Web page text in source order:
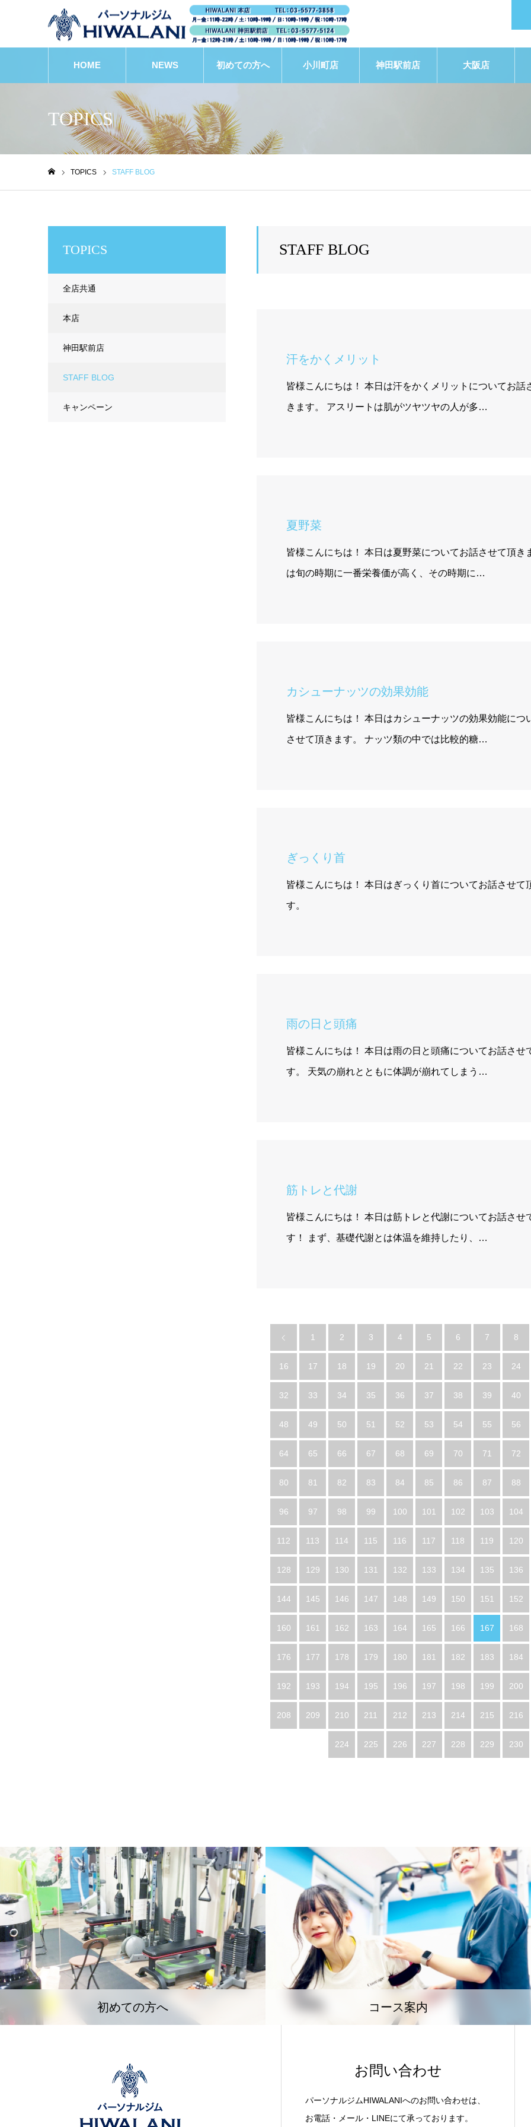
HOME NEWS 初めての方へ 小川町店 神田駅前店 大阪店
TOPICS
TOPICS STAFF BLOG
STAFF BLOG
汗をかくメリット
皆様こんにちは！ 本日は汗をかくメリットについてお話
きます。 アスリートは肌がツヤツヤの人が多…
夏野菜
皆様こんにちは！ 本日は夏野菜についてお話させて頂きま
は旬の時期に一番栄養価が高く、その時期に…
カシューナッツの効果効能
皆様こんにちは！ 本日はカシューナッツの効果効能につ
させて頂きます。 ナッツ類の中では比較的糖…
ぎっくり首
皆様こんにちは！ 本日はぎっくり首についてお話させて
す。
雨の日と頭痛
皆様こんにちは！ 本日は雨の日と頭痛についてお話させ
す。 天気の崩れとともに体調が崩れてしまう…
筋トレと代謝
皆様こんにちは！ 本日は筋トレと代謝についてお話させ
す！ まず、基礎代謝とは体温を維持したり、…
1 2 3 4 5 6 7 8
16 17 18 19 20 21 22 23 24
32 33 34 35 36 37 38 39 40
48 49 50 51 52 53 54 55 56
64 65 66 67 68 69 70 71 72
80 81 82 83 84 85 86 87 88
96 97 98 99 100 101 102 103 104
112 113 114 115 116 117 118 119 120
128 129 130 131 132 133 134 135 136
144 145 146 147 148 149 150 151 152
160 161 162 163 164 165 166 167 168
176 177 178 179 180 181 182 183 184
192 193 194 195 196 197 198 199 200
208 209 210 211 212 213 214 215 216
224 225 226 227 228 229 230
TOPICS
全店共通
本店
神田駅前店
STAFF BLOG
キャンペーン
初めての方へ コース案内
お問い合わせ
パーソナルジムHIWALANIへのお問い合わせは、
お電話・メール・LINEにて承っております。